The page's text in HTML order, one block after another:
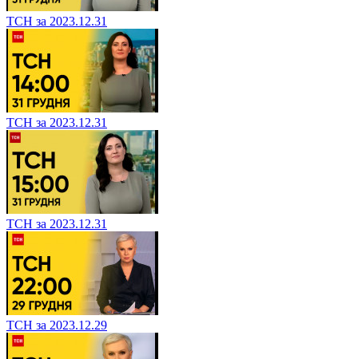
ТСН за 2023.12.31
ТСН за 2023.12.31
ТСН за 2023.12.31
ТСН за 2023.12.29